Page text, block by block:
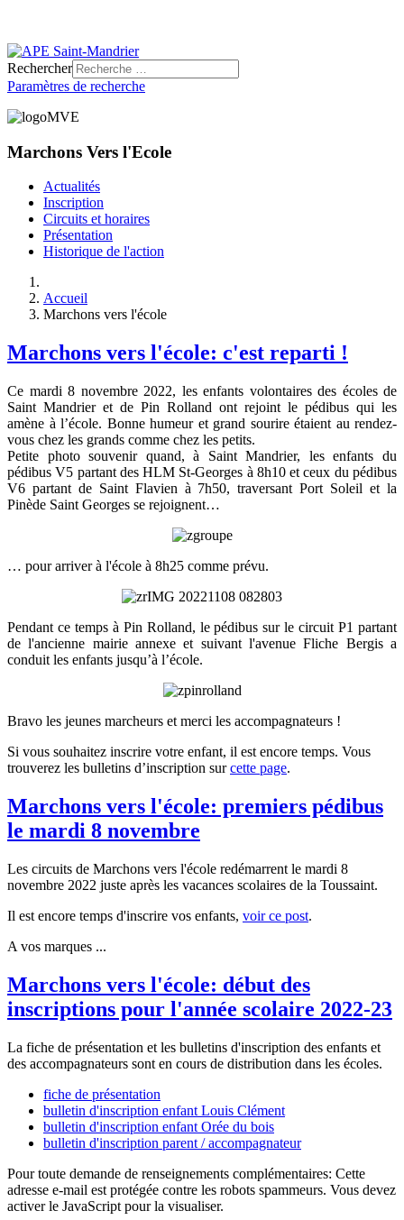
Rechercher
Paramètres de recherche
Marchons Vers l'Ecole
Actualités
Inscription
Circuits et horaires
Présentation
Historique de l'action
Accueil
Marchons vers l'école
Marchons vers l'école: c'est reparti !
Ce mardi 8 novembre 2022, les enfants volontaires des écoles de
Saint Mandrier et de Pin Rolland ont rejoint le pédibus qui les
amène à l’école. Bonne humeur et grand sourire étaient au rendez-
vous chez les grands comme chez les petits.
Petite photo souvenir quand, à Saint Mandrier, les enfants du
pédibus V5 partant des HLM St-Georges à 8h10 et ceux du pédibus
V6 partant de Saint Flavien à 7h50, traversant Port Soleil et la
Pinède Saint Georges se rejoignent…
… pour arriver à l'école à 8h25 comme prévu.
Pendant ce temps à Pin Rolland, le pédibus sur le circuit P1 partant
de l'ancienne mairie annexe et suivant l'avenue Fliche Bergis a
conduit les enfants jusqu’à l’école.
Bravo les jeunes marcheurs et merci les accompagnateurs !
Si vous souhaitez inscrire votre enfant, il est encore temps. Vous
trouverez les bulletins d’inscription surcette page.
Marchons vers l'école: premiers pédibus
le mardi 8 novembre
Les circuits de Marchons vers l'école redémarrent le mardi 8
novembre 2022 juste après les vacances scolaires de la Toussaint.
Il est encore temps d'inscrire vos enfants, voir ce post.
A vos marques ...
Marchons vers l'école: début des
inscriptions pour l'année scolaire 2022-23
La fiche de présentation et les bulletins d'inscription des enfants et
des accompagnateurs sont en cours de distribution dans les écoles.
fiche de présentation
bulletin d'inscription enfant Louis Clément
bulletin d'inscription enfant Orée du bois
bulletin d'inscription parent / accompagnateur
Pour toute demande de renseignements complémentaires: Cette
adresse e-mail est protégée contre les robots spammeurs. Vous devez
activer le JavaScript pour la visualiser.